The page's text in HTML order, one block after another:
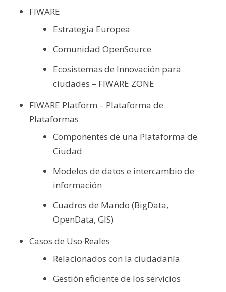
FIWARE
Estrategia Europea
Comunidad OpenSource
Ecosistemas de Innovación para
ciudades – FIWARE ZONE
FIWARE Platform – Plataforma de
Plataformas
Componentes de una Plataforma de
Ciudad
Modelos de datos e intercambio de
información
Cuadros de Mando (BigData,
OpenData, GIS)
Casos de Uso Reales
Relacionados con la ciudadanía
Gestión eficiente de los servicios